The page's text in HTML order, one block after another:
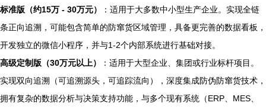
标准版（约15万 - 30万元）
：适用于大多数中小型生产企业。实现全链
条正向追溯，可能包含简单的防窜货区域管理，具备更完善的数据看板，
开发独立的微信小程序，并与1-2个内部系统进行基础对接。
高级定制版（30万元以上）
：适用于大型企业、集团或行业标杆项目。
实现双向追溯（可追溯源头，可追踪流向），深度集成防伪防窜货技术，
拥有复杂的数据分析与决策支持功能，与多个现有系统（ERP、MES、